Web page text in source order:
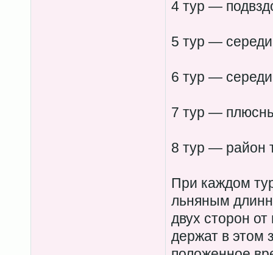
4 тур —
5 тур —
6 тур —
7 тур —
8 тур — район
При каждом
льняным
двух сторон
держат в этом